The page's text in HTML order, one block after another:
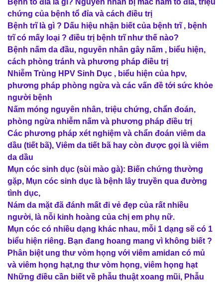
Bệnh tổ đỉa là gì? Nguyên nhân bị mắc nấm tổ đỉa, triệu
chứng của bệnh tổ đỉa và cách điều trị
Bệnh trĩ là gì ? Dấu hiệu nhận biết của bệnh trĩ , bệnh
trĩ có mấy loại ? điều trị bệnh trĩ như thế nào?
Bệnh nấm da đầu, nguyên nhân gây nấm , biểu hiện,
cách phòng tránh và phương pháp điều trị
Nhiễm Trùng HPV Sinh Dục , biểu hiện của hpv,
phương pháp phòng ngừa và các vấn đề tới sức khỏe
người bệnh
Nấm móng nguyên nhân, triệu chứng, chẩn đoán,
phòng ngừa nhiễm nấm và phương pháp điều trị
Các phương pháp xét nghiệm và chẩn đoán viêm da
dầu (tiết bã), Viêm da tiết bã hay còn được gọi là viêm
da dầu
Mụn cóc sinh dục (sùi mào gà): Biến chứng thường
gặp, Mụn cóc sinh dục là bệnh lây truyền qua đường
tình dục,
Nám da mặt đã đánh mất đi vẻ đẹp của rất nhiều
người, là nỗi kinh hoàng của chị em phụ nữ.
Mụn cóc có nhiều dạng khác nhau, mỗi 1 dạng sẽ có 1
biểu hiện riêng. Bạn đang hoang mang vì không biết ?
Phân biệt ung thư vòm họng với viêm amidan có mủ
và viêm họng hạt,ng thư vòm họng, viêm họng hạt
Những điều cần biết về phẫu thuật xoang mũi, Phẫu